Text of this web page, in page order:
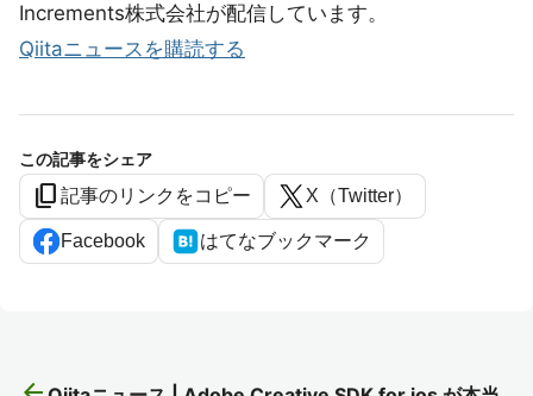
Increments株式会社が配信しています。
Qiitaニュースを購読する
この記事をシェア
content_copy 記事のリンクをコピー X（Twitter）
Facebook はてなブックマーク